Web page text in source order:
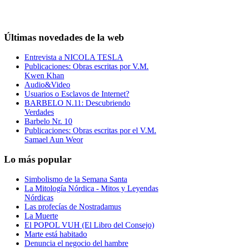
Últimas novedades de la web
Entrevista a NICOLA TESLA
Publicaciones: Obras escritas por V.M.
Kwen Khan
Audio&Video
Usuarios o Esclavos de Internet?
BARBELO N.11: Descubriendo
Verdades
Barbelo Nr. 10
Publicaciones: Obras escritas por el V.M.
Samael Aun Weor
Lo más popular
Simbolismo de la Semana Santa
La Mitología Nórdica - Mitos y Leyendas
Nórdicas
Las profecías de Nostradamus
La Muerte
El POPOL VUH (El Libro del Consejo)
Marte está habitado
Denuncia el negocio del hambre